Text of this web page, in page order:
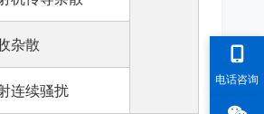
杂散
连续骚扰
电话咨询